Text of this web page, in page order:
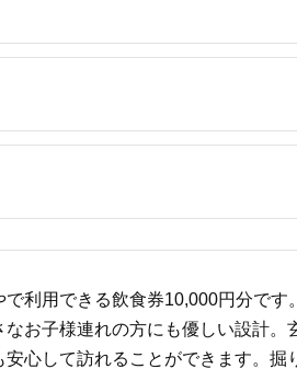
ーグセット 150g×8個
5.0
寄付金額:14,000円
ット [海の駅 ほそしま
452060079] 冷凍 ア
5.0
寄付金額:14,000円
利用できる飲食券10,000円分です
お子様連れの方にも優しい設計。
心して訪れることができます。掘